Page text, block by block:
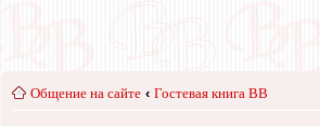
Общение на сайте ‹ Гостевая книга ВВ